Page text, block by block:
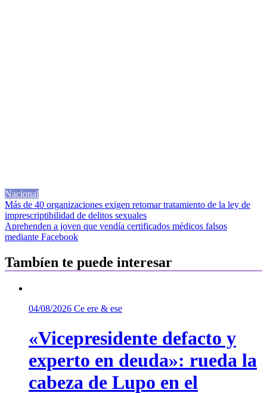
Nacional
Navegación
de
entradas
Más de 40 organizaciones exigen retomar tratamiento de la ley de
imprescriptibilidad de delitos sexuales
Aprehenden a joven que vendía certificados médicos falsos
mediante Facebook
Tambíen te puede interesar
04/08/2026 Ce ere & ese
«Vicepresidente defacto y
experto en deuda»: rueda la
cabeza de Lupo en el